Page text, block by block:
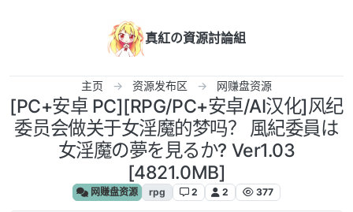
真紅の資源討論組
主页 资源发布区 网赚盘资源
[PC+安卓 PC][RPG/PC+安卓/AI汉化]风纪
委员会做关于女淫魔的梦吗？ 風紀委員は
女淫魔の夢を見るか? Ver1.03
[4821.0MB]
网赚盘资源 rpg 2 2 377